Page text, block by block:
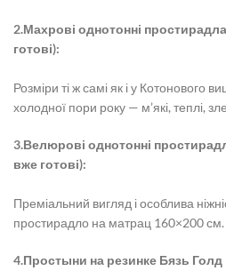
2.Махрові однотонні
готові):
Розміри ті ж самі як і у Котонового
холодної пори року — м’які, теплі,
3.Велюрові однотонні
вже готові):
Преміальний вигляд і особлива
простирадло на матрац 160×200 см.
4.Простыни на резинке Бязь Голд